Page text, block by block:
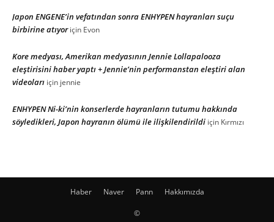
Japon ENGENE’in vefatından sonra ENHYPEN hayranları suçu
birbirine atıyoriçin Evon
Kore medyası, Amerikan medyasının Jennie Lollapalooza
eleştirisini haber yaptı + Jennie’nin performanstan eleştiri alan
videoları için jennie
ENHYPEN Ni-ki’nin konserlerde hayranların tutumu hakkında
söyledikleri, Japon hayranın ölümü ile ilişkilendirildi için Kırmızı
Haber Naver Pann Hakkımızda
©